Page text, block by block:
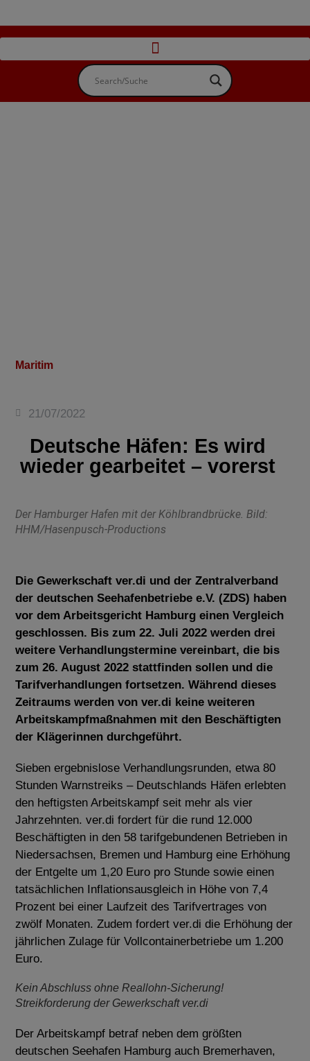
Maritim
21/07/2022
Deutsche Häfen: Es wird
wieder gearbeitet – vorerst
Der Hamburger Hafen mit der Köhlbrandbrücke. Bild:
HHM/Hasenpusch-Productions
Die Gewerkschaft ver.di und der Zentralverband
der deutschen Seehafenbetriebe e.V. (ZDS) haben
vor dem Arbeitsgericht Hamburg einen Vergleich
geschlossen. Bis zum 22. Juli 2022 werden drei
weitere Verhandlungstermine vereinbart, die bis
zum 26. August 2022 stattfinden sollen und die
Tarifverhandlungen fortsetzen. Während dieses
Zeitraums werden von ver.di keine weiteren
Arbeitskampfmaßnahmen mit den Beschäftigten
der Klägerinnen durchgeführt.
Sieben ergebnislose Verhandlungsrunden, etwa 80
Stunden Warnstreiks – Deutschlands Häfen erlebten
den heftigsten Arbeitskampf seit mehr als vier
Jahrzehnten. ver.di fordert für die rund 12.000
Beschäftigten in den 58 tarifgebundenen Betrieben in
Niedersachsen, Bremen und Hamburg eine Erhöhung
der Entgelte um 1,20 Euro pro Stunde sowie einen
tatsächlichen Inflationsausgleich in Höhe von 7,4
Prozent bei einer Laufzeit des Tarifvertrages von
zwölf Monaten. Zudem fordert ver.di die Erhöhung der
jährlichen Zulage für Vollcontainerbetriebe um 1.200
Euro.
Kein Abschluss ohne Reallohn-Sicherung!
Streikforderung der Gewerkschaft ver.di
Der Arbeitskampf betraf neben dem größten
deutschen Seehafen Hamburg auch Bremerhaven,